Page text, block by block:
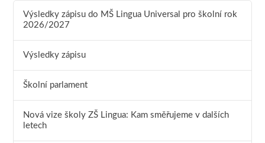
Výsledky zápisu do MŠ Lingua Universal pro školní rok
2026/2027
Výsledky zápisu
Školní parlament
Nová vize školy ZŠ Lingua: Kam směřujeme v dalších
letech